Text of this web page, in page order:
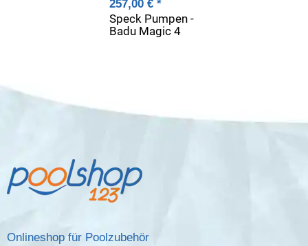
Speck Pumpen -
Badu Magic 4
257,00 € *
Onlineshop für Poolzubehör